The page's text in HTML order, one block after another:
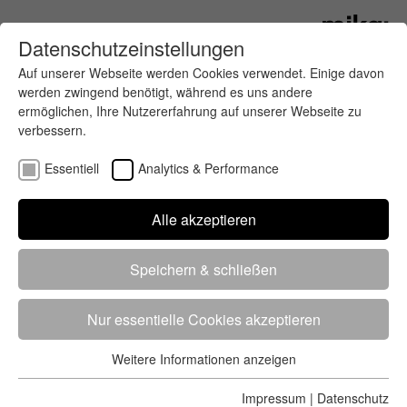
Betreuung der Zeitmessung deutschland- und europaweit
Betreuung und Verarbeitung von Teilnehmerdaten, An- und
Ummeldungen am Helpdesk
Diverse weitere, veranstaltungsbezogene Aufgaben
gearbeitet wird hauptsächlich am Wochenende - oft beginnend
Datenschutzeinstellungen
Auf unserer Webseite werden Cookies verwendet. Einige davon
werden zwingend benötigt, während es uns andere
ermöglichen, Ihre Nutzererfahrung auf unserer Webseite zu
verbessern.
Essentiell Analytics & Performance
Alle akzeptieren
Speichern & schließen
Nur essentielle Cookies akzeptieren
Essentielle Cookies werden für grundlegende Funktionen der
Weitere Informationen anzeigen
Impressum | Datenschutz